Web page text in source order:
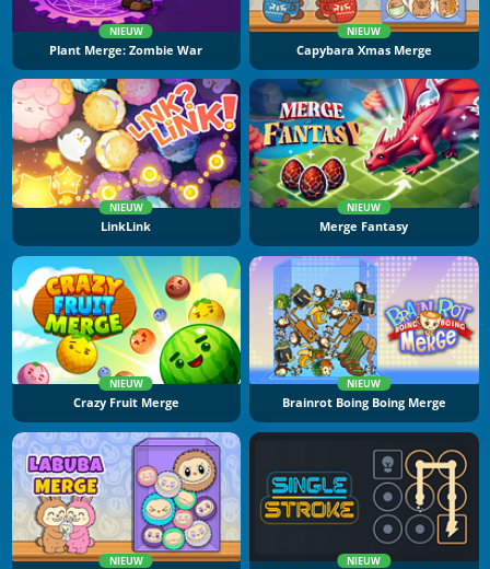
NIEUW
Plant Merge: Zombie War
NIEUW
Capybara Xmas Merge
NIEUW
LinkLink
NIEUW
Merge Fantasy
NIEUW
Crazy Fruit Merge
NIEUW
Brainrot Boing Boing Merge
NIEUW NIEUW